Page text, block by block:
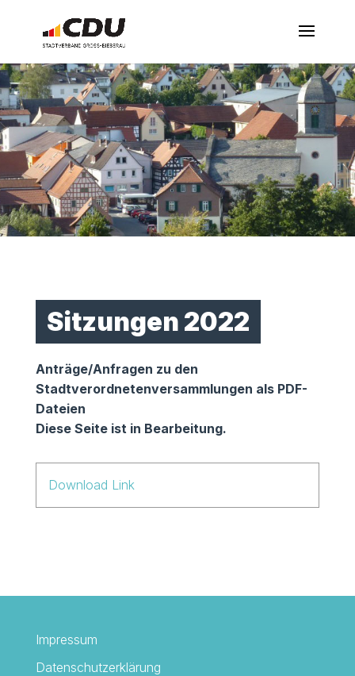
Sitzungen 2022
Anträge/Anfragen zu den
Stadtverordnetenversammlungen als PDF-
Dateien
Diese Seite ist in Bearbeitung.
Download Link
Impressum
Datenschutzerklärung